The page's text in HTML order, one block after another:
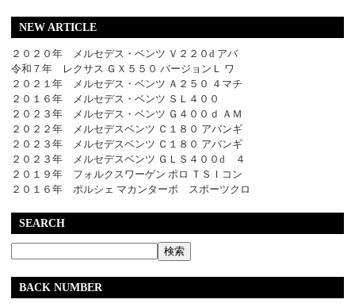
NEW ARTICLE
２０２０年 メルセデス・ベンツ Ｖ２２０d アバ
令和７年 レクサス ＧＸ５５０ バージョンＬ ワ
２０２１年 メルセデス・ベンツ Ａ２５０ ４マチ
２０１６年 メルセデス・ベンツ ＳＬ４００
２０２３年 メルセデス・ベンツ Ｇ４００ｄ ＡＭ
２０２２年 メルセデスベンツ Ｃ１８０ アバンギ
２０２３年 メルセデスベンツ Ｃ１８０ アバンギ
２０２３年 メルセデスベンツ ＧＬＳ４００d ４
２０１９年 フォルクスワーゲン ポロ ＴＳＩコン
２０１６年 ポルシェ マカンターボ スポーツクロ
SEARCH
BACK NUMBER